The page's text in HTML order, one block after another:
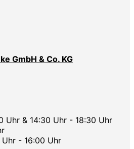
GmbH & Co. KG
Uhr & 14:30 Uhr - 18:30 Uhr
- 16:00 Uhr